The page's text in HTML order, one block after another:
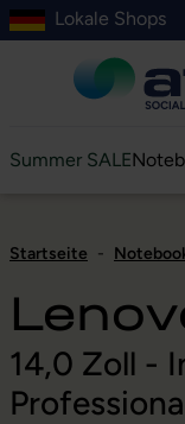
springen
Suche springen
ZurZur Navigation
Lokale Shops
Summer SALE
Startseite -
14,0 Zoll -